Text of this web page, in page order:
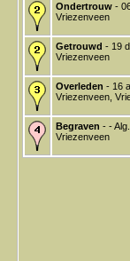
Ondertrouw -
Vriezenveen
Getrouwd - 19
Vriezenveen
Overleden - 16
Vriezenveen,
Begraven - -
Vriezenveen